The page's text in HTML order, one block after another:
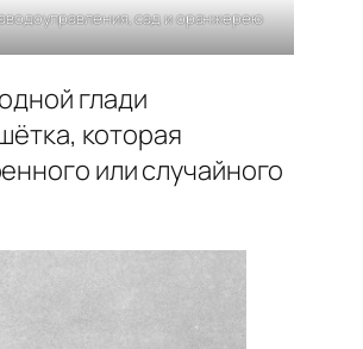
сад и оранжерею
глади
которая
или случайного